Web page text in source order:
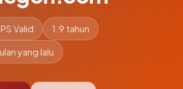
Valid 1.9 tahun
yang lalu